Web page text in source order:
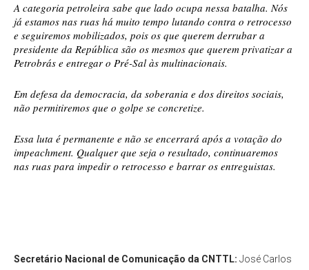
A categoria petroleira sabe que lado ocupa nessa batalha. Nós
já estamos nas ruas há muito tempo lutando contra o retrocesso
e seguiremos mobilizados, pois os que querem derrubar a
presidente da República são os mesmos que querem privatizar a
Petrobrás e entregar o Pré-Sal às multinacionais.
Em defesa da democracia, da soberania e dos direitos sociais,
não permitiremos que o golpe se concretize.
Essa luta é permanente e não se encerrará após a votação do
impeachment. Qualquer que seja o resultado, continuaremos
nas ruas para impedir o retrocesso e barrar os entreguistas.
Secretário Nacional de Comunicação da CNTTL: José Carlos